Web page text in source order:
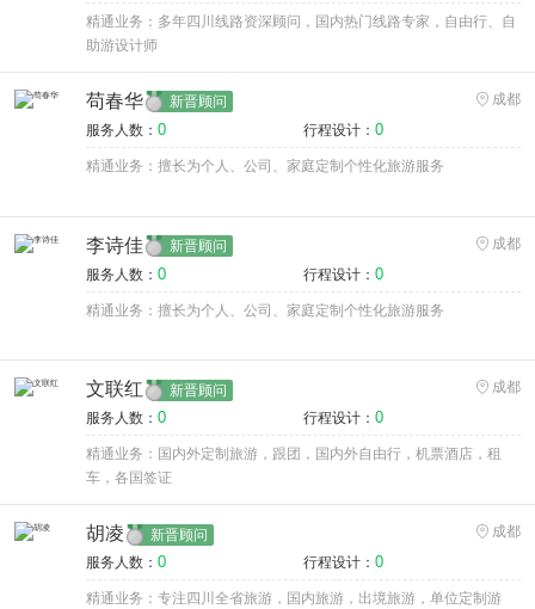
精通业务：多年四川线路资深顾问，国内热门线路专家，自由行、自
助游设计师
苟春华 新晋顾问
成都
服务人数： 0 行程设计： 0
精通业务：擅长为个人、公司、家庭定制个性化旅游服务
李诗佳 新晋顾问
成都
服务人数： 0 行程设计： 0
精通业务：擅长为个人、公司、家庭定制个性化旅游服务
文联红 新晋顾问
成都
服务人数： 0 行程设计： 0
精通业务：国内外定制旅游，跟团，国内外自由行，机票酒店，租
车，各国签证
胡凌 新晋顾问
成都
服务人数： 0 行程设计： 0
精通业务：专注四川全省旅游，国内旅游，出境旅游，单位定制游